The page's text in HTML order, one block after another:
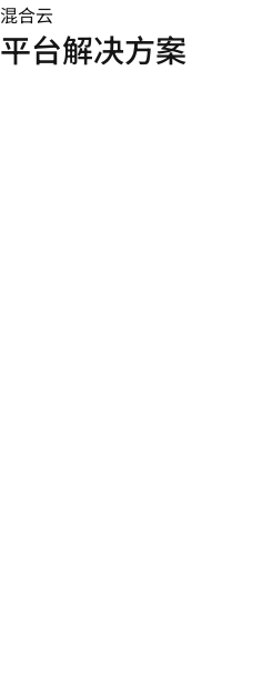
混合云
平台解决方案